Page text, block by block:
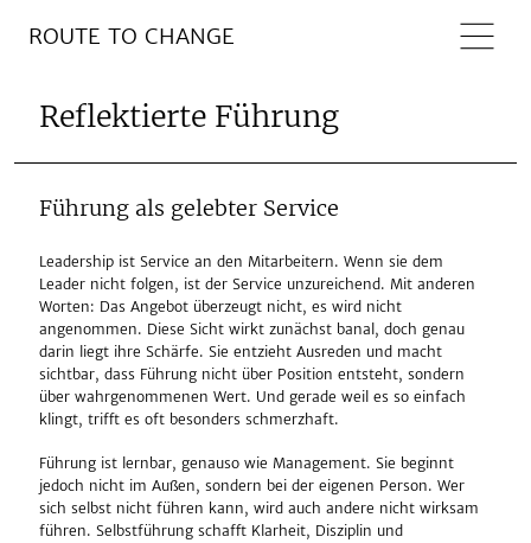
ROUTE TO CHANGE
Reflektierte Führung
Führung als gelebter Service
Leadership ist Service an den Mitarbeitern. Wenn sie dem
Leader nicht folgen, ist der Service unzureichend. Mit anderen
Worten: Das Angebot überzeugt nicht, es wird nicht
angenommen. Diese Sicht wirkt zunächst banal, doch genau
darin liegt ihre Schärfe. Sie entzieht Ausreden und macht
sichtbar, dass Führung nicht über Position entsteht, sondern
über wahrgenommenen Wert. Und gerade weil es so einfach
klingt, trifft es oft besonders schmerzhaft.
Führung ist lernbar, genauso wie Management. Sie beginnt
jedoch nicht im Außen, sondern bei der eigenen Person. Wer
sich selbst nicht führen kann, wird auch andere nicht wirksam
führen. Selbstführung schafft Klarheit, Disziplin und